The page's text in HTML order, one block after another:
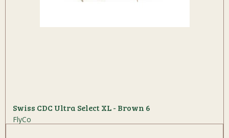
Swiss CDC Ultra Select XL - Brown 6
FlyCo